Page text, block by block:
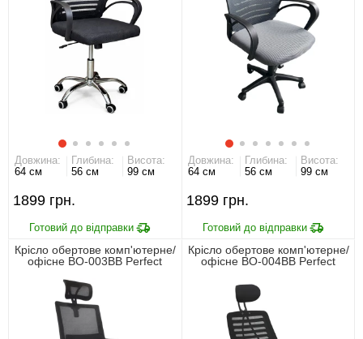
Довжина:
64 см
Глибина:
56 см
Висота:
99 см
1899
Довжина:
64 см
Глибина:
56 см
Висота:
99 см
1899
Крісло обертове комп'ютерне/
офісне BO-003BB Perfect
Крісло обертове комп'ютерне/
офісне BO-004BB Perfect